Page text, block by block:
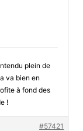
plein de
va bien en
à fond des
!
#57421